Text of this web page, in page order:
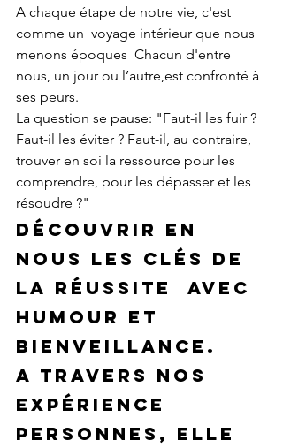
A chaque étape de notre vie, c'est
comme un  voyage intérieur que nous
menons époques  Chacun d'entre
nous, un jour ou l’autre,est confronté à
ses peurs.
La question se pause: "Faut-il les fuir ?
Faut-il les éviter ? Faut-il, au contraire,
trouver en soi la ressource pour les
comprendre, pour les dépasser et les
résoudre ?"
Découvrir en
nous les clés de
la réussite  avec
humour et
bienveillance.
A travers nos
expérience
personnes, elle